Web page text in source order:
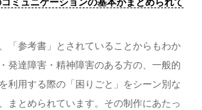
「参考書」とされていることからもわか
発達障害・精神障害のある方の、一般的
利用する際の「困りごと」をシーン別な
まとめられています。その制作にあたっ